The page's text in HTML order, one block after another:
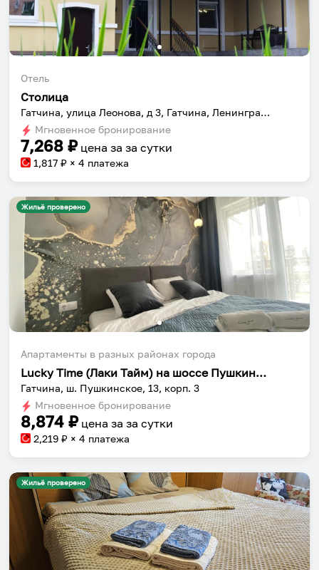
Отель
Столица
Гатчина, улица Леонова, д 3, Гатчина, Ленинградская область, Россия
Мгновенное бронирование
7,268 ₽ цена за за сутки
1,817 ₽ × 4 платежа
Жильё проверено
Апартаменты в разных районах города
Lucky Time (Лаки Тайм) на шоссе Пушкинское 13 корпус 3
Гатчина, ш. Пушкинское, 13, корп. 3
Мгновенное бронирование
8,874 ₽ цена за за сутки
2,219 ₽ × 4 платежа
Жильё проверено